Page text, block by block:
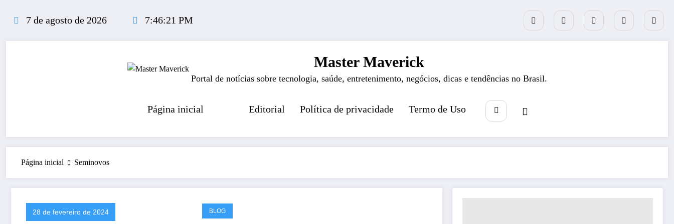
conteúdo
7 de agosto de 2026 7:46:22 PM
Master Maverick
Portal de notícias sobre tecnologia, saúde, entretenimento, negócios, dicas e tendências no Brasil.
Página inicial Editorial Política de privacidade Termo de Uso
Página inicial Seminovos
28 de fevereiro de 2024 BLOG